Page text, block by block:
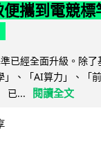
攜到電競標
已經全面升級。除了
」、「AI算力」、「
已...
閱讀全文